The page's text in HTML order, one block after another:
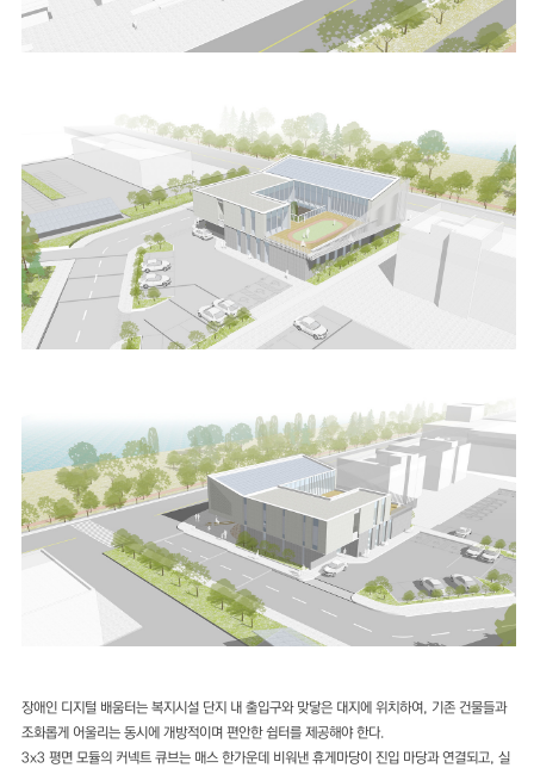
장애인 디지털 배움터는 복지시설 단지 내 출입구와 맞닿은 대지에 위치하여, 기존 건물들과
조화롭게 어울리는 동시에 개방적이며 편안한 쉼터를 제공해야 한다.
3x3 평면 모듈의 커넥트 큐브는 매스 한가운데 비워낸 휴게마당이 진입 마당과 연결되고, 실